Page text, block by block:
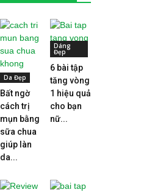
Da Đẹp
Bất ngờ
cách trị
mụn bằng
sữa chua
giúp làn
da...
Dáng
Đẹp
6 bài tập
tăng vòng
1 hiệu quả
cho bạn
nữ...